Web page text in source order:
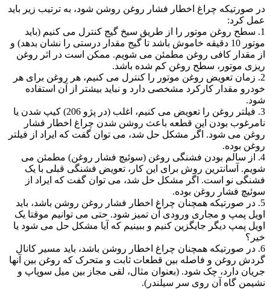
در صورتیکه چراغ اخطار فشار روغن روشن شود، به ترتیب زیر باید
عمل کرد:
1. سطح روغن موتور را از طریق سیخ گیج کنترل می کنیم (باید
موتور 10 دقیقه خاموش باشد تا گیج مقدار درستی را نشان بدهد) و
از مقدار کافی روغن مطمئن می شویم. ممکن است در اثر روغن
ریزی موتور، سطح روغن کم شده باشد.
2. زمان تعویض روغن موتور را کنترل می کنیم، هر روغن برای هر
خودرو مقدار کارکرد مشخصی دارد و نباید بیشتر از آن استفاده
شود.
3. فیلتر روغن را تعویض می کنیم، اغلب (در پژو 206) کیپ شدن یا
نامرغوب بودن این قطعه باعث روشن شدن چراغ اخطار فشار
روغن می شود. اگر مشکل حل شد، می توان گفت که ایراد از فیلتر
روغن بوده.
4. از سالم بودن فشنگی روغن (سوئیچ فشار روغن) مطمئن می
شویم. آسانترین روش برای این کار، تعویض فشنگی قبلی با یک
فشنگی نو است. اگر مشکل حل شد، می توان گفت که ایراد از
سوئیچ فشار روغن بوده.
5. در صورتیکه همچنان چراغ اخطار فشار روغن روشن باشد، باید
اویل پمپ و مجاری ورودی آن تمیز شود. حتی می توانیم موقتا یک
اویل پمپ دیگر جایگزین کنیم و ببینیم که آیا مشکل حل می شود یا
خیر؟
6. در صورتیکه همچنان چراغ اخطار روشن باشد، باید مسیر کانال
گردش روغن و فاصله بین قطعات ثابت و متحرک که روغن بین آنها
جریان دارد، چک شود. (بعنوان مثال، لقی مجاز بین میل سوپاپ و
نشیمن گاه آن روی سر سیلندر).